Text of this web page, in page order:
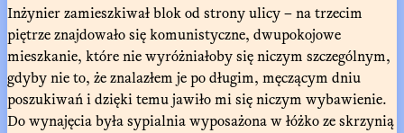
Inżynier zamieszkiwał blok od strony ulicy – na trzecim
piętrze znajdowało się komunistyczne, dwupokojowe
mieszkanie, które nie wyróżniałoby się niczym szczególnym,
gdyby nie to, że znalazłem je po długim, męczącym dniu
poszukiwań i dzięki temu jawiło mi się niczym wybawienie.
Do wynajęcia była sypialnia wyposażona w łóżko ze skrzynią